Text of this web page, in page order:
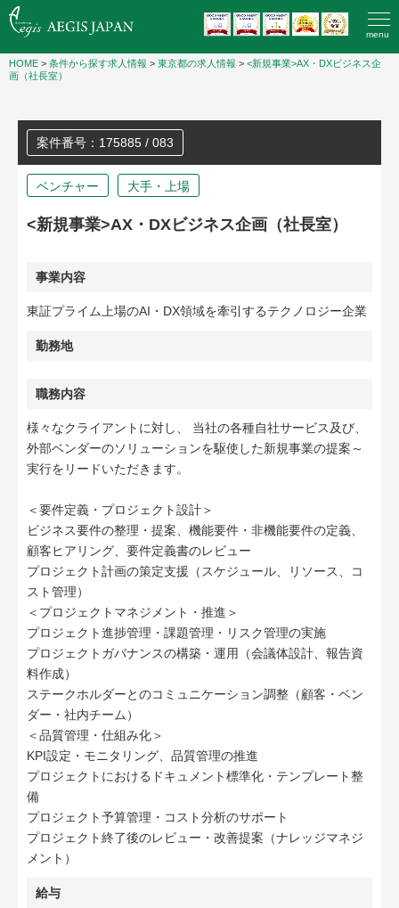
menu
HOME > 条件から探す求人情報 > 東京都の求人情報 > <新規事業>AX・DXビジネス企
画（社長室）
案件番号：175885 / 083
ベンチャー 大手・上場
<新規事業>AX・DXビジネス企画（社長室）
事業内容
東証プライム上場のAI・DX領域を牽引するテクノロジー企業
勤務地
職務内容
様々なクライアントに対し、 当社の各種自社サービス及び、
外部ベンダーのソリューションを駆使した新規事業の提案～
実行をリードいただきます。
＜要件定義・プロジェクト設計＞
ビジネス要件の整理・提案、機能要件・非機能要件の定義、
顧客ヒアリング、要件定義書のレビュー
プロジェクト計画の策定支援（スケジュール、リソース、コ
スト管理）
＜プロジェクトマネジメント・推進＞
プロジェクト進捗管理・課題管理・リスク管理の実施
プロジェクトガバナンスの構築・運用（会議体設計、報告資
料作成）
ステークホルダーとのコミュニケーション調整（顧客・ベン
ダー・社内チーム）
＜品質管理・仕組み化＞
KPI設定・モニタリング、品質管理の推進
プロジェクトにおけるドキュメント標準化・テンプレート整
備
プロジェクト予算管理・コスト分析のサポート
プロジェクト終了後のレビュー・改善提案（ナレッジマネジ
メント）
給与